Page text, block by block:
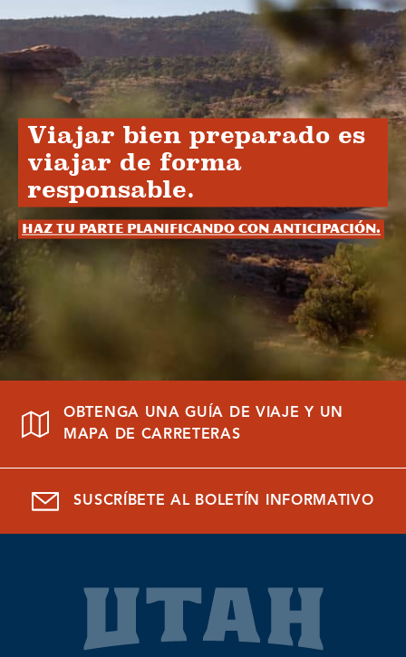
Viajar bien preparado es
viajar de forma
responsable.
Haz tu parte planificando con anticipación.
OBTENGA UNA GUÍA DE VIAJE Y UN
MAPA DE CARRETERAS
SUSCRÍBETE AL BOLETÍN INFORMATIVO